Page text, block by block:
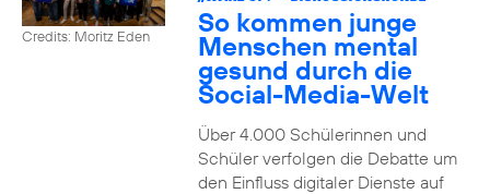
Credits: Moritz Eden So kommen junge
Menschen mental
gesund durch die
Social-Media-Welt
Über 4.000 Schülerinnen und
Schüler verfolgen die Debatte um
den Einfluss digitaler Dienste auf